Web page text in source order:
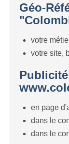
Géo-
votre
votre site,
en page
dans le
dans le